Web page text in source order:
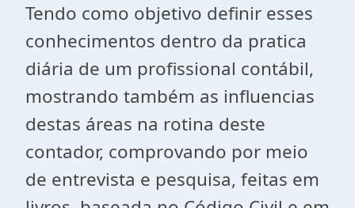
Tendo como objetivo definir esses
conhecimentos dentro da pratica
diária de um profissional contábil,
mostrando também as influencias
destas áreas na rotina deste
contador, comprovando por meio
de entrevista e pesquisa, feitas em